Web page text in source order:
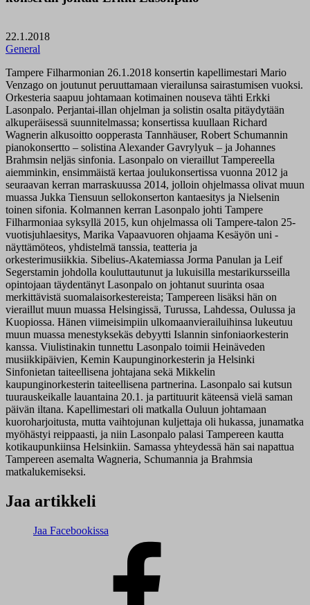
22.1.2018
General
Tampere Filharmonian 26.1.2018 konsertin kapellimestari Mario
Venzago on joutunut peruuttamaan vierailunsa sairastumisen vuoksi.
Orkesteria saapuu johtamaan kotimainen nouseva tähti Erkki
Lasonpalo. Perjantai-illan ohjelman ja solistin osalta pitäydytään
alkuperäisessä suunnitelmassa; konsertissa kuullaan Richard
Wagnerin alkusoitto oopperasta Tannhäuser, Robert Schumannin
pianokonsertto – solistina Alexander Gavrylyuk – ja Johannes
Brahmsin neljäs sinfonia. Lasonpalo on vieraillut Tampereella
aiemminkin, ensimmäistä kertaa joulukonsertissa vuonna 2012 ja
seuraavan kerran marraskuussa 2014, jolloin ohjelmassa olivat muun
muassa Jukka Tiensuun sellokonserton kantaesitys ja Nielsenin
toinen sifonia. Kolmannen kerran Lasonpalo johti Tampere
Filharmoniaa syksyllä 2015, kun ohjelmassa oli Tampere-talon 25-
vuotisjuhlaesitys, Marika Vapaavuoren ohjaama Kesäyön uni -
näyttämöteos, yhdistelmä tanssia, teatteria ja
orkesterimusiikkia. Sibelius-Akatemiassa Jorma Panulan ja Leif
Segerstamin johdolla kouluttautunut ja lukuisilla mestarikursseilla
opintojaan täydentänyt Lasonpalo on johtanut suurinta osaa
merkittävistä suomalaisorkestereista; Tampereen lisäksi hän on
vieraillut muun muassa Helsingissä, Turussa, Lahdessa, Oulussa ja
Kuopiossa. Hänen viimeisimpiin ulkomaanvierailuihinsa lukeutuu
muun muassa menestyksekäs debyytti Islannin sinfoniaorkesterin
kanssa. Viulistinakin tunnettu Lasonpalo toimii Heinäveden
musiikkipäivien, Kemin Kaupunginorkesterin ja Helsinki
Sinfonietan taiteellisena johtajana sekä Mikkelin
kaupunginorkesterin taiteellisena partnerina. Lasonpalo sai kutsun
tuurauskeikalle lauantaina 20.1. ja partituurit käteensä vielä saman
päivän iltana. Kapellimestari oli matkalla Ouluun johtamaan
kuoroharjoitusta, mutta vaihtojunan kuljettaja oli hukassa, junamatka
myöhästyi reippaasti, ja niin Lasonpalo palasi Tampereen kautta
kotikaupunkiinsa Helsinkiin. Samassa yhteydessä hän sai napattua
Tampereen asemalta Wagneria, Schumannia ja Brahmsia
matkalukemiseksi.
Jaa artikkeli
Jaa Facebookissa